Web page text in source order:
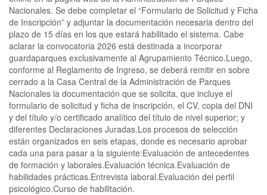
Nacionales. Se debe completar el “Formulario de Solicitud y Ficha
de Inscripción” y adjuntar la documentación necesaria dentro del
plazo de 15 días en los que estará habilitado el sistema. Cabe
aclarar la convocatoria 2026 está destinada a incorporar
guardaparques exclusivamente al Agrupamiento Técnico.Luego,
conforme al Reglamento de Ingreso, se deberá remitir en sobre
cerrado a la Casa Central de la Administración de Parques
Nacionales la documentación que se solicita, que incluye el
formulario de solicitud y ficha de inscripción, el CV, copia del DNI
y del título y/o certificado analítico del título de nivel superior; y
diferentes Declaraciones Juradas.Los procesos de selección
están organizados en seis etapas, donde es necesario aprobar
cada una para pasar a la siguiente:Evaluación de antecedentes
de formación y laborales.Evaluación técnica.Evaluación de
habilidades prácticas.Entrevista laboral.Evaluación del perfil
psicológico.Curso de habilitación.